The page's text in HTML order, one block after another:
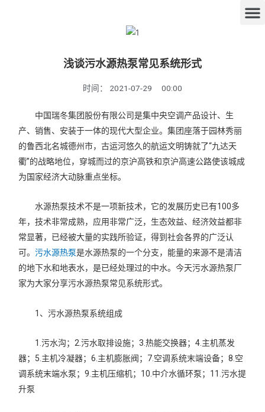
浅谈污水源热泵常见系统形式
时间： 2021-07-29 00:00
中国瑞冬集团股份有限公司是集中央空调产品设计、生
产、销售、安装于一体的现代大型企业。集团座落于园林秀丽
的鲁西北名城德州市，古运河悠久的航运文明铸就了“九达天
衢”的战略地位，穿城而过的京沪高铁和京沪高速公路使该城成
为国家经济大动脉重点坐标。
水源热泵技术不是一项新技术，它的发展历史已有100多
年，技术非常成熟，应用非常广泛，生态效益、经济效益都非
常显著，已经被大量的实践所验证，得到社会各界的广泛认
可。 污水源热泵是水源热泵的一个分支，能量的来源不是清洁
的地下水和地表水，是已经处理过的中水。今天污水源热泵厂
家为大家分享污水源热泵常见系统形式。
1、污水源热泵系统组成
1.污水沟；2.污水取排设施；3.热能交换器；4.主机蒸发
器；5.主机冷凝器；6.主机膨胀阀；7.空调系统末端设备；8.空
调系统末端水泵；9.主机压缩机；10.中介水循环泵；11.污水提
升泵